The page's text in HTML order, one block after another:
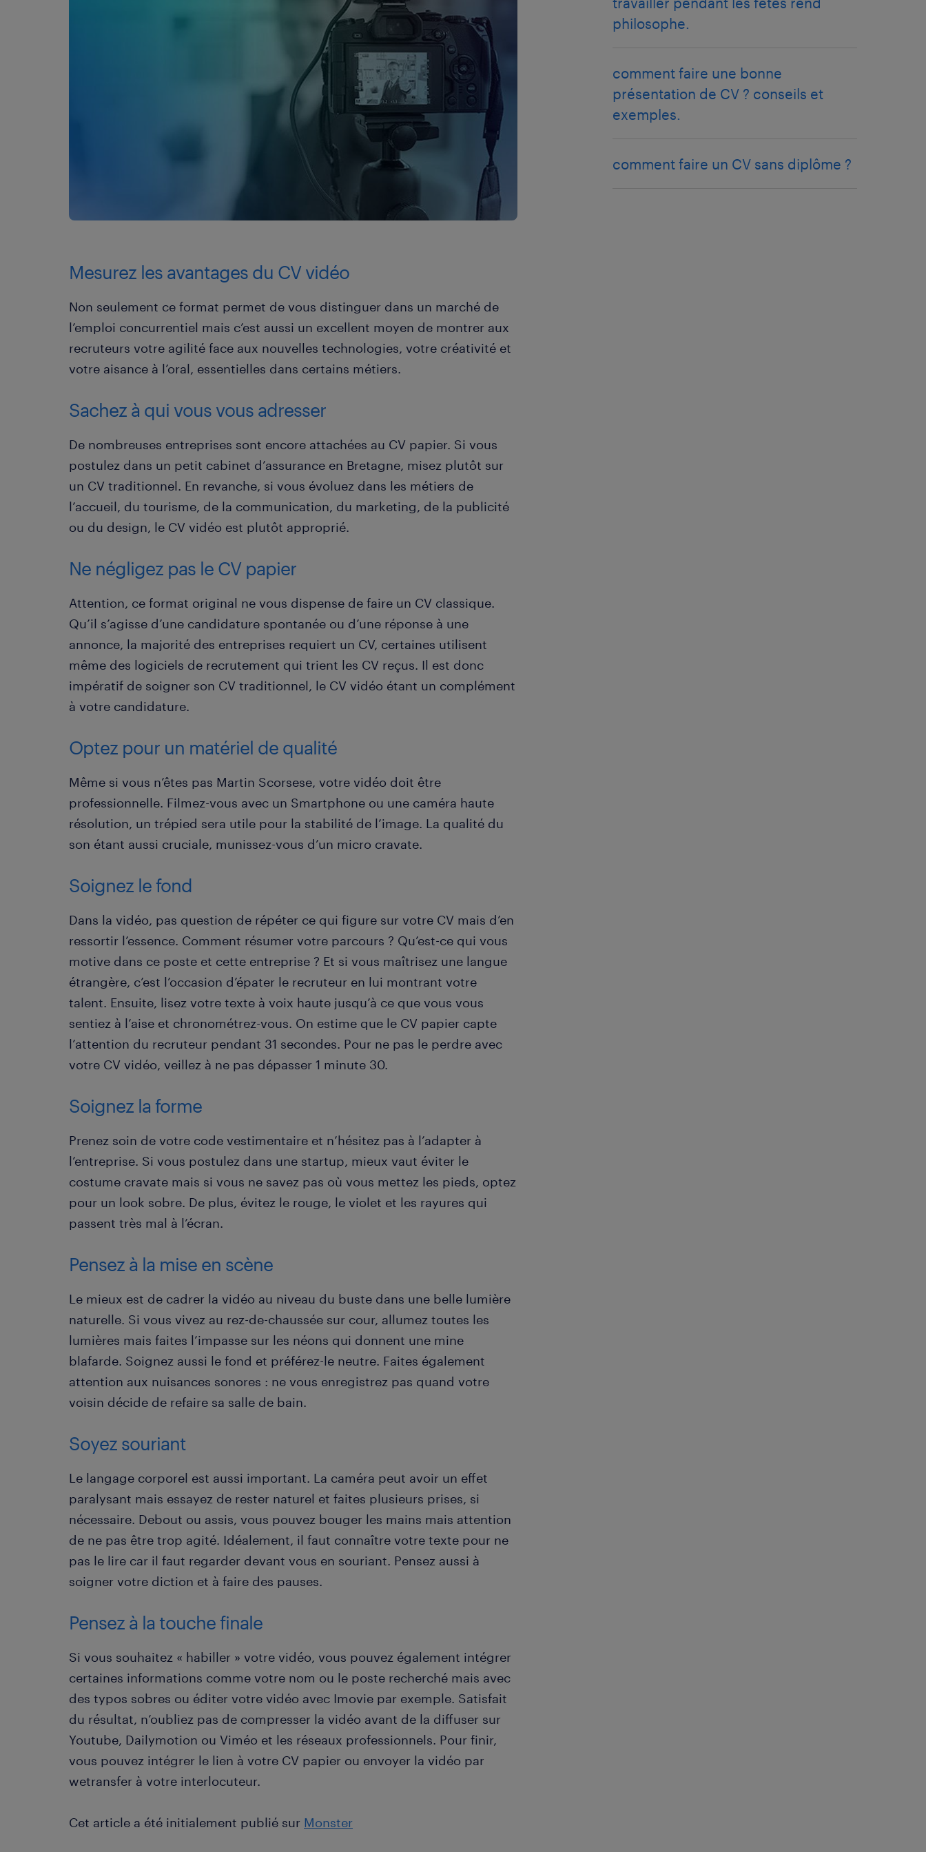
Mesurez les avantages du CV vidéo
Non seulement ce format permet de vous distinguer dans un marché de
l’emploi concurrentiel mais c’est aussi un excellent moyen de montrer aux
recruteurs votre agilité face aux nouvelles technologies, votre créativité et
votre aisance à l’oral, essentielles dans certains métiers.
Sachez à qui vous vous adresser
De nombreuses entreprises sont encore attachées au CV papier. Si vous
postulez dans un petit cabinet d’assurance en Bretagne, misez plutôt sur
un CV traditionnel. En revanche, si vous évoluez dans les métiers de
l’accueil, du tourisme, de la communication, du marketing, de la publicité
ou du design, le CV vidéo est plutôt approprié.
Ne négligez pas le CV papier
Attention, ce format original ne vous dispense de faire un CV classique.
Qu’il s’agisse d’une candidature spontanée ou d’une réponse à une
annonce, la majorité des entreprises requiert un CV, certaines utilisent
même des logiciels de recrutement qui trient les CV reçus. Il est donc
impératif de soigner son CV traditionnel, le CV vidéo étant un complément
à votre candidature.
Optez pour un matériel de qualité
Même si vous n’êtes pas Martin Scorsese, votre vidéo doit être
professionnelle. Filmez-vous avec un Smartphone ou une caméra haute
résolution, un trépied sera utile pour la stabilité de l’image. La qualité du
son étant aussi cruciale, munissez-vous d’un micro cravate.
Soignez le fond
Dans la vidéo, pas question de répéter ce qui figure sur votre CV mais d’en
ressortir l’essence. Comment résumer votre parcours ? Qu’est-ce qui vous
motive dans ce poste et cette entreprise ? Et si vous maîtrisez une langue
étrangère, c’est l’occasion d’épater le recruteur en lui montrant votre
talent. Ensuite, lisez votre texte à voix haute jusqu’à ce que vous vous
sentiez à l’aise et chronométrez-vous. On estime que le CV papier capte
l’attention du recruteur pendant 31 secondes. Pour ne pas le perdre avec
votre CV vidéo, veillez à ne pas dépasser 1 minute 30.
Soignez la forme
Prenez soin de votre code vestimentaire et n’hésitez pas à l’adapter à
l’entreprise. Si vous postulez dans une startup, mieux vaut éviter le
costume cravate mais si vous ne savez pas où vous mettez les pieds, optez
pour un look sobre. De plus, évitez le rouge, le violet et les rayures qui
passent très mal à l’écran.
Pensez à la mise en scène
Le mieux est de cadrer la vidéo au niveau du buste dans une belle lumière
naturelle. Si vous vivez au rez-de-chaussée sur cour, allumez toutes les
lumières mais faites l’impasse sur les néons qui donnent une mine
blafarde. Soignez aussi le fond et préférez-le neutre. Faites également
attention aux nuisances sonores : ne vous enregistrez pas quand votre
voisin décide de refaire sa salle de bain.
Soyez souriant
Le langage corporel est aussi important. La caméra peut avoir un effet
paralysant mais essayez de rester naturel et faites plusieurs prises, si
nécessaire. Debout ou assis, vous pouvez bouger les mains mais attention
de ne pas être trop agité. Idéalement, il faut connaître votre texte pour ne
pas le lire car il faut regarder devant vous en souriant. Pensez aussi à
soigner votre diction et à faire des pauses.
Pensez à la touche finale
Si vous souhaitez « habiller » votre vidéo, vous pouvez également intégrer
certaines informations comme votre nom ou le poste recherché mais avec
des typos sobres ou éditer votre vidéo avec Imovie par exemple. Satisfait
du résultat, n’oubliez pas de compresser la vidéo avant de la diffuser sur
Youtube, Dailymotion ou Viméo et les réseaux professionnels. Pour finir,
vous pouvez intégrer le lien à votre CV papier ou envoyer la vidéo par
wetransfer à votre interlocuteur.
Cet article a été initialement publié sur Monster
philosophe.
comment faire une bonne
présentation de CV ? conseils et
exemples.
comment faire un CV sans diplôme ?